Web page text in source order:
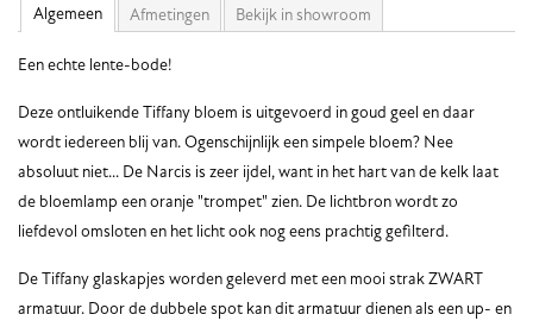
Algemeen
Afmetingen Bekijk in showroom
Een echte lente-bode!
Deze ontluikende Tiffany bloem is uitgevoerd in goud geel en daar
wordt iedereen blij van. Ogenschijnlijk een simpele bloem? Nee
absoluut niet... De Narcis is zeer ijdel, want in het hart van de kelk laat
de bloemlamp een oranje "trompet" zien. De lichtbron wordt zo
liefdevol omsloten en het licht ook nog eens prachtig gefilterd.
De Tiffany glaskapjes worden geleverd met een mooi strak ZWART
armatuur. Door de dubbele spot kan dit armatuur dienen als een up- en